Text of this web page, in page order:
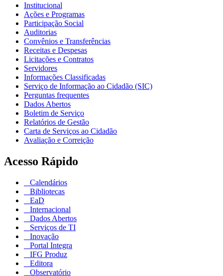
Institucional
Ações e Programas
Participação Social
Auditorias
Convênios e Transferências
Receitas e Despesas
Licitações e Contratos
Servidores
Informações Classificadas
Serviço de Informação ao Cidadão (SIC)
Perguntas frequentes
Dados Abertos
Boletim de Serviço
Relatórios de Gestão
Carta de Serviços ao Cidadão
Avaliação e Correição
Acesso Rápido
Calendários
Bibliotecas
EaD
Internacional
Dados Abertos
Serviços de TI
Inovação
Portal Integra
IFG Produz
Editora
Observatório